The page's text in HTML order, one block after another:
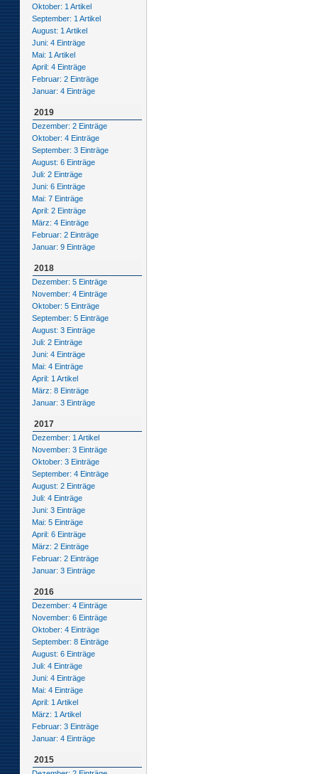
Oktober: 1 Artikel
September: 1 Artikel
August: 1 Artikel
Juni: 4 Einträge
Mai: 1 Artikel
April: 4 Einträge
Februar: 2 Einträge
Januar: 4 Einträge
2019
Dezember: 2 Einträge
Oktober: 4 Einträge
September: 3 Einträge
August: 6 Einträge
Juli: 2 Einträge
Juni: 6 Einträge
Mai: 7 Einträge
April: 2 Einträge
März: 4 Einträge
Februar: 2 Einträge
Januar: 9 Einträge
2018
Dezember: 5 Einträge
November: 4 Einträge
Oktober: 5 Einträge
September: 5 Einträge
August: 3 Einträge
Juli: 2 Einträge
Juni: 4 Einträge
Mai: 4 Einträge
April: 1 Artikel
März: 8 Einträge
Januar: 3 Einträge
2017
Dezember: 1 Artikel
November: 3 Einträge
Oktober: 3 Einträge
September: 4 Einträge
August: 2 Einträge
Juli: 4 Einträge
Juni: 3 Einträge
Mai: 5 Einträge
April: 6 Einträge
März: 2 Einträge
Februar: 2 Einträge
Januar: 3 Einträge
2016
Dezember: 4 Einträge
November: 6 Einträge
Oktober: 4 Einträge
September: 8 Einträge
August: 6 Einträge
Juli: 4 Einträge
Juni: 4 Einträge
Mai: 4 Einträge
April: 1 Artikel
März: 1 Artikel
Februar: 3 Einträge
Januar: 4 Einträge
2015